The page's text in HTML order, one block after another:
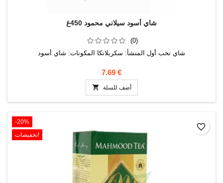
شاي أسود سيلاني محمود 450غ
(0)
شاي نخب أول المنشأ: سكريلانكا المكونات: شاي أسود
7.69 €
 أضف للسلة
‎-20%
تخفيضات!
favorite_border